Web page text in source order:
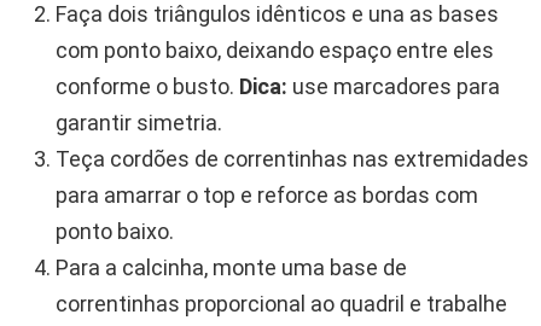
Faça dois triângulos idênticos e una as bases
com ponto baixo, deixando espaço entre eles
conforme o busto. Dica: use marcadores para
garantir simetria.
Teça cordões de correntinhas nas extremidades
para amarrar o top e reforce as bordas com
ponto baixo.
Para a calcinha, monte uma base de
correntinhas proporcional ao quadril e trabalhe